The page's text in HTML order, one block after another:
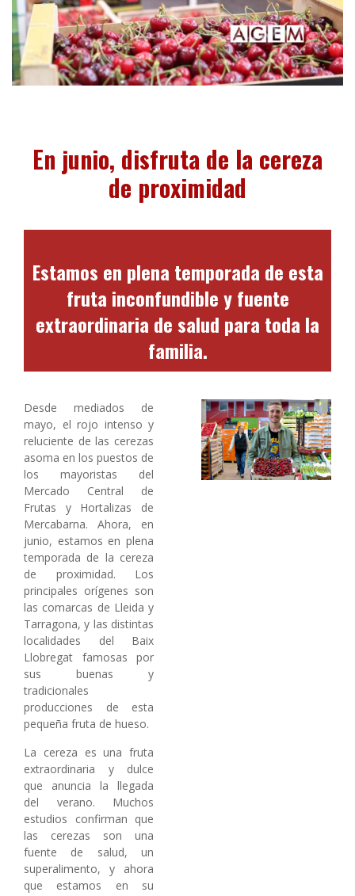
En junio, disfruta de la cereza
de proximidad
Estamos en plena temporada de esta
fruta inconfundible y fuente
extraordinaria de salud para toda la
familia.
Desde mediados de
mayo, el rojo intenso y
reluciente de las cerezas
asoma en los puestos de
los mayoristas del
Mercado Central de
Frutas y Hortalizas de
Mercabarna. Ahora, en
junio, estamos en plena
temporada de la cereza
de proximidad. Los
principales orígenes son
las comarcas de Lleida y
Tarragona, y las distintas
localidades del Baix
Llobregat famosas por
sus buenas y
tradicionales
producciones de esta
pequeña fruta de hueso.
La cereza es una fruta
extraordinaria y dulce
que anuncia la llegada
del verano. Muchos
estudios confirman que
las cerezas son una
fuente de salud, un
superalimento, y ahora
que estamos en su